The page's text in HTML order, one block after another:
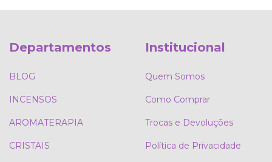
Departamentos
BLOG
INCENSOS
AROMATERAPIA
CRISTAIS
Institucional
Quem Somos
Como Comprar
Trocas e Devoluções
Política de Privacidade